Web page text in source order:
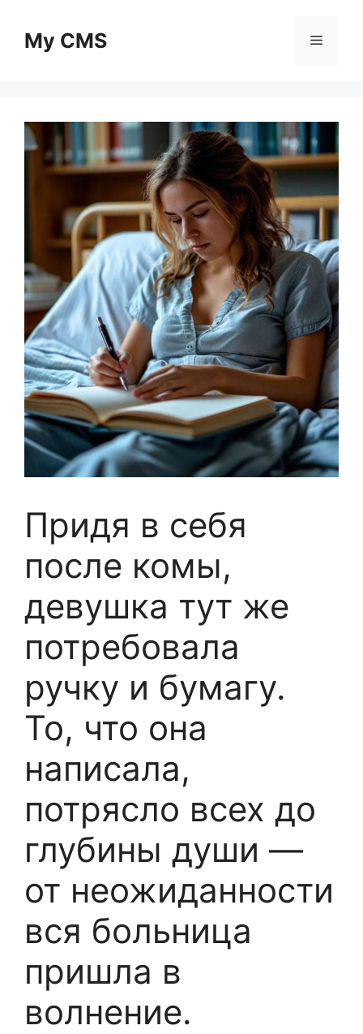
contentMy CMS Menu
Придя в себя
после комы,
девушка тут же
потребовала
ручку и бумагу.
То, что она
написала,
потрясло всех до
глубины души —
от неожиданности
вся больница
пришла в
волнение.